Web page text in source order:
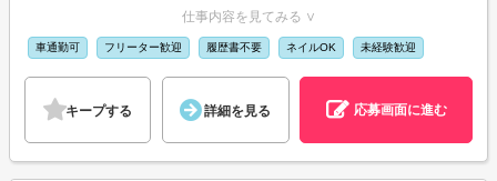
仕事内容を見てみる ∨
車通勤可 フリーター歓迎 履歴書不要 ネイルOK 未経験歓迎
キープする 詳細を見る 応募画面に進む